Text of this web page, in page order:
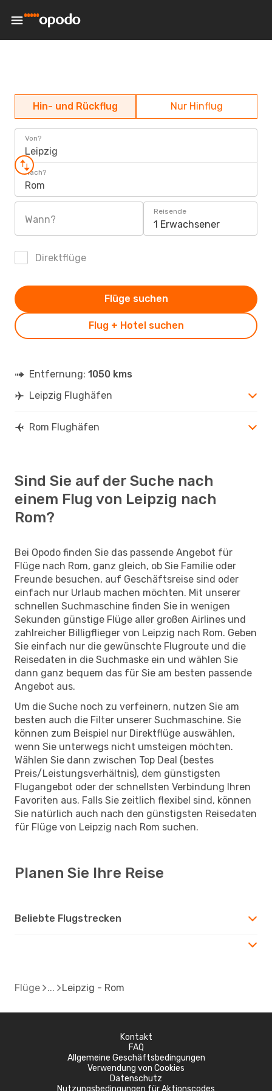
Hin- und Rückflug Nur Hinflug
Von?
Leipzig
Nach?
Rom
Wann?
Reisende
1 Erwachsener
Direktflüge
Flug + Hotel suchen
Flüge suchen
Entfernung: 1050 kms
Leipzig Flughäfen
Rom Flughäfen
Sind Sie auf der Suche nach
einem Flug von Leipzig nach
Rom?
Bei Opodo finden Sie das passende Angebot für
Flüge nach Rom, ganz gleich, ob Sie Familie oder
Freunde besuchen, auf Geschäftsreise sind oder
einfach nur Urlaub machen möchten. Mit unserer
schnellen Suchmaschine finden Sie in wenigen
Sekunden günstige Flüge aller großen Airlines und
zahlreicher Billigflieger von Leipzig nach Rom. Geben
Sie einfach nur die gewünschte Flugroute und die
Reisedaten in die Suchmaske ein und wählen Sie
dann ganz bequem das für Sie am besten passende
Angebot aus.
Um die Suche noch zu verfeinern, nutzen Sie am
besten auch die Filter unserer Suchmaschine. Sie
können zum Beispiel nur Direktflüge auswählen,
wenn Sie unterwegs nicht umsteigen möchten.
Wählen Sie dann zwischen Top Deal (bestes
Preis/Leistungsverhältnis), dem günstigsten
Flugangebot oder der schnellsten Verbindung Ihren
Favoriten aus. Falls Sie zeitlich flexibel sind, können
Sie natürlich auch nach den günstigsten Reisedaten
für Flüge von Leipzig nach Rom suchen.
Planen Sie Ihre Reise
Beliebte Flugstrecken
Flüge Leipzig - Rom
Kontakt
FAQ
Allgemeine Geschäftsbedingungen
Verwendung von Cookies
Datenschutz
Nutzungsbedingungen für Aktionscodes